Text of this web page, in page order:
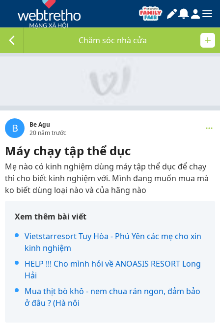
Chăm sóc nhà cửa
B
Be Agu
20 năm trước
Máy chạy tập thể dục
Mẹ nào có kinh nghiệm dùng máy tập thể dục để chạy
thì cho biết kinh nghiệm với. Mình đang muốn mua mà
ko biết dùng loại nào và của hãng nào
Xem thêm bài viết
Vietstarresort Tuy Hòa - Phú Yên các mẹ cho xin
kinh nghiệm
HELP !!! Cho mình hỏi về ANOASIS RESORT Long
Hải
Mua thịt bò khô - nem chua rán ngon, đảm bảo
ở đâu ? (Hà nôi